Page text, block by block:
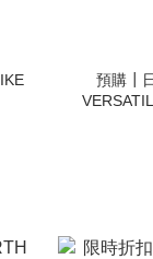
預購┃